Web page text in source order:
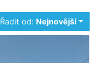
Řadit od: Nejnovější